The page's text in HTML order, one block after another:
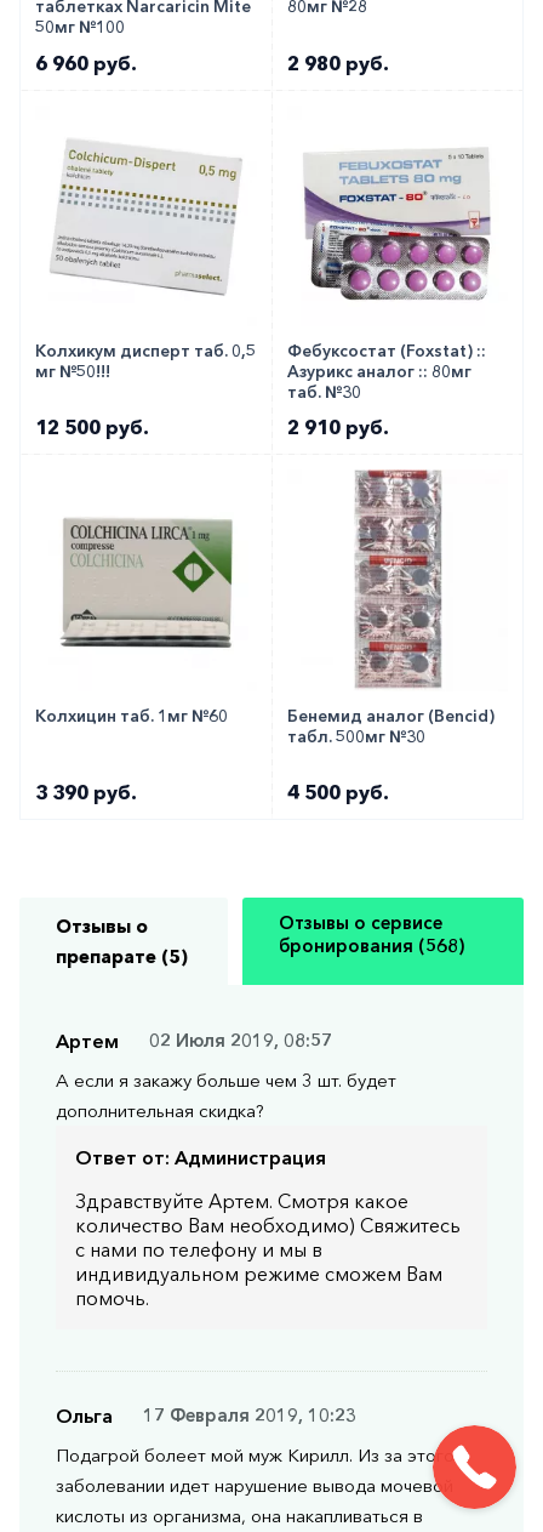
таблетках Narcaricin Mite
50мг №100
6 960 руб.
80мг №28
2 980 руб.
Колхикум дисперт таб. 0,5
мг №50!!!
12 500 руб.
Фебуксостат (Foxstat) ::
Азурикс аналог :: 80мг
таб. №30
2 910 руб.
Колхицин таб. 1мг №60
3 390 руб.
Бенемид аналог (Bencid)
табл. 500мг №30
4 500 руб.
Отзывы о
препарате (5)
Отзывы о сервисе
бронирования (568)
Артем
02 Июля 2019, 08:57
А если я закажу больше чем 3 шт. будет
дополнительная скидка?
Ответ от: Администрация
Здравствуйте Артем. Смотря какое
количество Вам необходимо) Свяжитесь
с нами по телефону и мы в
индивидуальном режиме сможем Вам
помочь.
Ольга
17 Февраля 2019, 10:23
Подагрой болеет мой муж Кирилл. Из за этого
заболевании идет нарушение вывода мочевой
кислоты из организма, она накапливаться в